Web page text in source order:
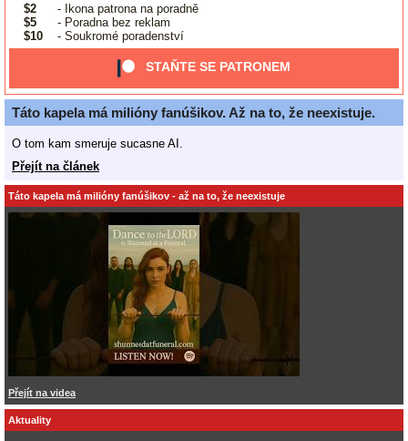
$2
- Ikona patrona na poradně
$5
- Poradna bez reklam
$10
- Soukromé poradenství
STAŇTE SE PATRONEM
Táto kapela má milióny fanúšikov. Až na to, že neexistuje.
O tom kam smeruje sucasne AI.
Přejít na článek
Táto kapela má milióny fanúšikov - až na to, že neexistuje
Přejít na videa
Aktuality